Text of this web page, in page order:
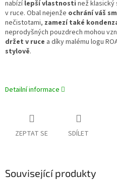
nabízílepší vlastnosti než klasický
v ruce. Obal nejenže ochrání váš
nečistotami, zamezí také
neprodyšných pouzdrech mohou
držet v ruce a díky malému logu
stylově.
Detailní informace
ZEPTAT SE SDÍLET
Související produkty